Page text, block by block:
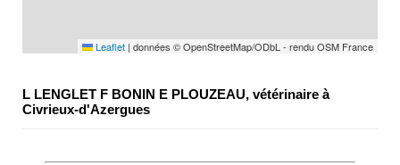
Leaflet | données © OpenStreetMap/ODbL - rendu OSM France
L LENGLET F BONIN E PLOUZEAU, vétérinaire à
Civrieux-d'Azergues